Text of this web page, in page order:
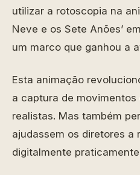
utilizar a rotoscopia na
Neve e os Sete Anões’
um marco que ganhou a
Esta animação
a captura de
realistas. Mas também
ajudassem os diretores a
digitalmente